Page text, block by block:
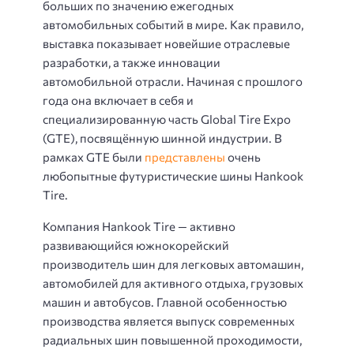
больших по значению ежегодных
автомобильных событий в мире. Как правило,
выставка показывает новейшие отраслевые
разработки, а также инновации
автомобильной отрасли. Начиная с прошлого
года она включает в себя и
специализированную часть Global Tire Expo
(GTE), посвящённую шинной индустрии. В
рамках GTE были представлены очень
любопытные футуристические шины Hankook
Tire.
Компания Hankook Tire — активно
развивающийся южнокорейский
производитель шин для легковых автомашин,
автомобилей для активного отдыха, грузовых
машин и автобусов. Главной особенностью
производства является выпуск современных
радиальных шин повышенной проходимости,